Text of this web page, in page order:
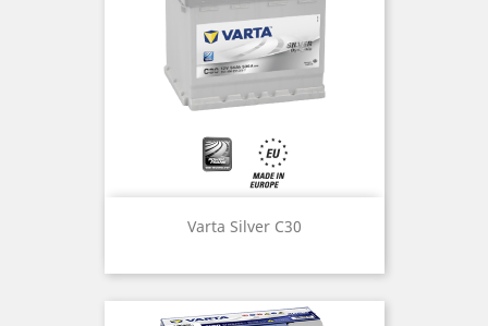
Varta Silver C30